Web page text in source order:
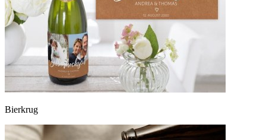
Bierkrug